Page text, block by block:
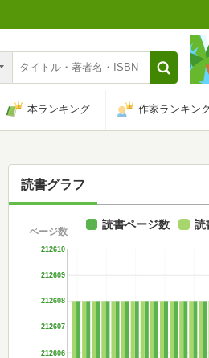
本ランキング 作家ランキン
読書グラフ
212606
212607
212608
212609
212610
ページ数
読書ページ数 読